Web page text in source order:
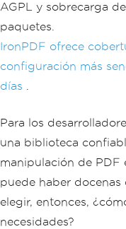
AGPL y sobrecarga
paquetes.
IronPDF ofrece
configuración más
días .
Para los
una biblioteca
manipulación de PDF
puede haber
elegir, entonces,
necesidades?